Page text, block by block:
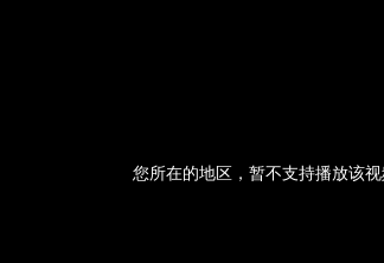
您所在的地区，暂不支持播放该视